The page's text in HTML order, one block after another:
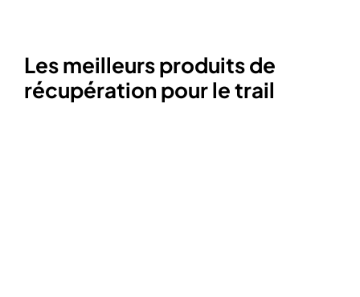
Les meilleurs produits de
récupération pour le trail